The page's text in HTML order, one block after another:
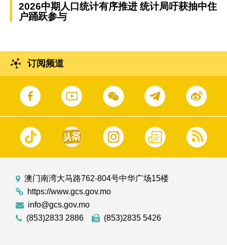
2026中期人口统计有序推进 统计局吁获抽中住
户踊跃参与
订阅频道
澳门南湾大马路762-804号中华广场15楼
https://www.gcs.gov.mo
info@gcs.gov.mo
(853)2833 2886
(853)2835 5426